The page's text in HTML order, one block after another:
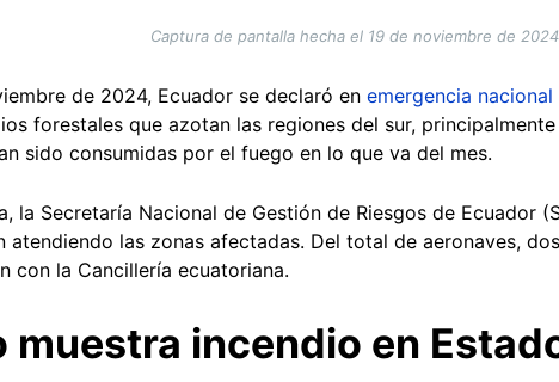
Captura de pantalla hecha el 19 de noviembre de
de 2024, Ecuador se declaró en emergencia nacional
forestales que azotan las regiones del sur,
sido consumidas por el fuego en lo que va del mes.
la Secretaría Nacional de Gestión de Riesgos de Ecuador
atendiendo las zonas afectadas. Del total de aeronaves,
con la Cancillería ecuatoriana.
muestra incendio en